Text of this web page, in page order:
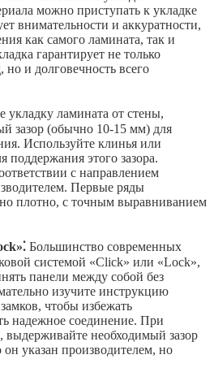
можно приступать к укладке
внимательности и аккуратности,
как самого ламината, так и
гарантирует не только
и долговечность всего
укладку ламината от стены,
зазор (обычно 10-15 мм) для
Используйте клинья или
поддержания этого зазора.
с направлением
Первые ряды
плотно, с точным выравниванием
Большинство современных
системой «Click» или «Lock»,
панели между собой без
изучите инструкцию
чтобы избежать
надежное соединение. При
выдерживайте необходимый зазор
указан производителем, но